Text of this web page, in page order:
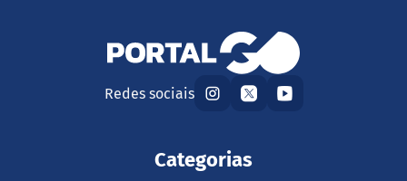
Redes sociais
Categorias